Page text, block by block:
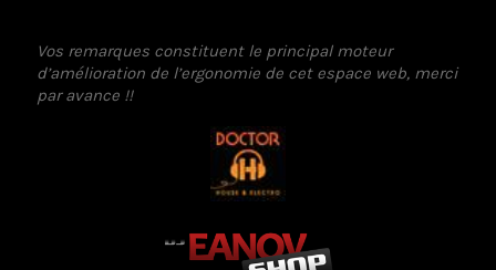
Vos remarques constituent le principal moteur
d’amélioration de l’ergonomie de cet espace web, merci
par avance !!